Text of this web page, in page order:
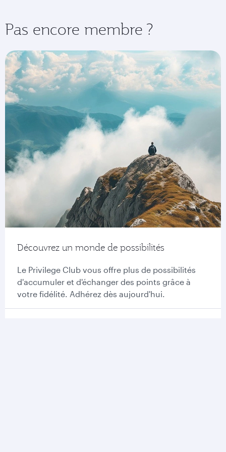
Pas encore membre ?
Découvrez un monde de possibilités
Le Privilege Club vous offre plus de possibilités
d'accumuler et d'échanger des points grâce à
votre fidélité. Adhérez dès aujourd'hui.